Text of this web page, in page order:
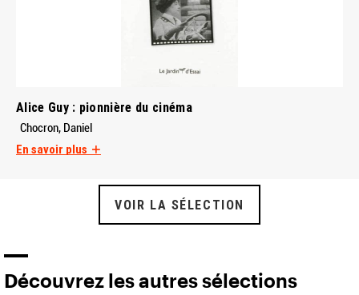
Alice Guy : pionnière du cinéma
Chocron, Daniel
En savoir plus
VOIR LA SÉLECTION
Découvrez les autres sélections